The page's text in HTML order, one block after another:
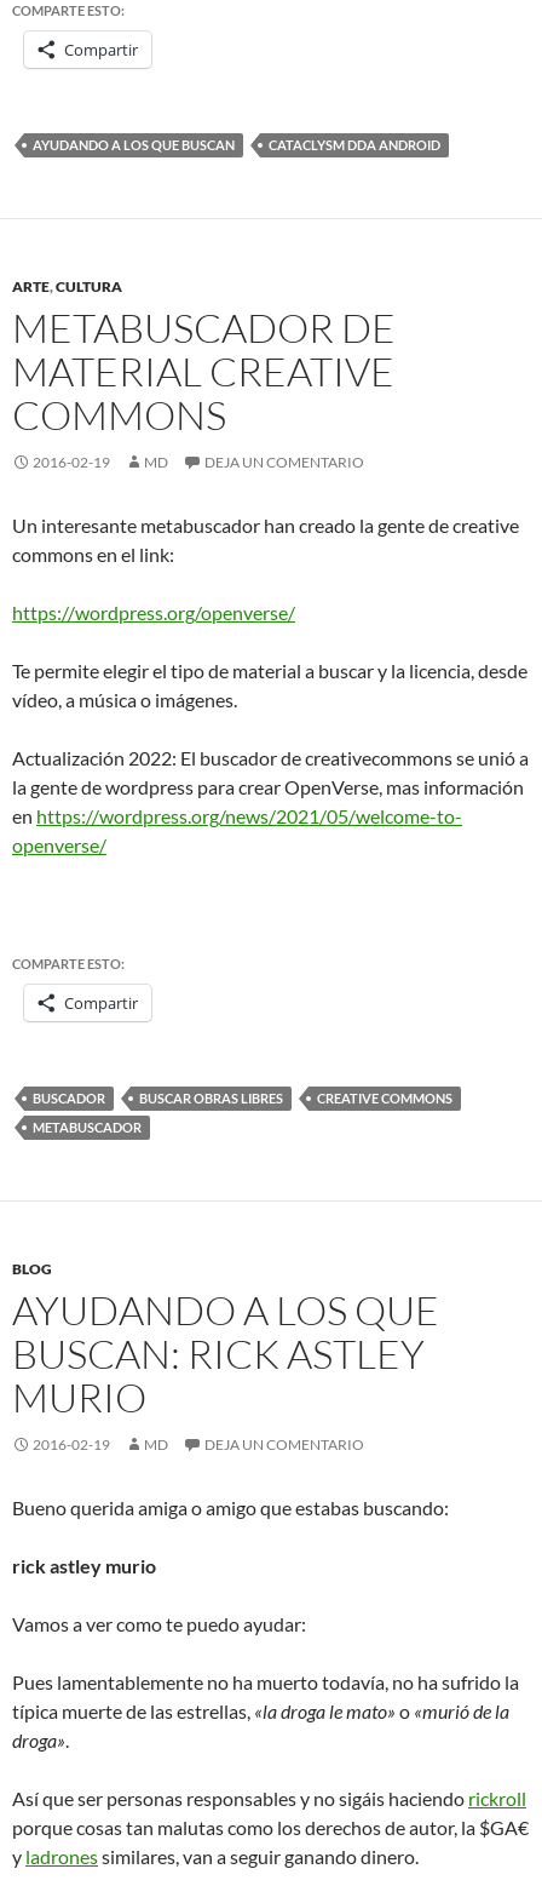
COMPARTE ESTO:
Compartir
AYUDANDO A LOS QUE BUSCAN CATACLYSM DDA ANDROID
ARTE,CULTURA
METABUSCADOR DE
MATERIAL CREATIVE
COMMONS
2016-02-19 MD DEJA UN COMENTARIO
Un interesante metabuscador han creado la gente de creative
commons en el link:
https://wordpress.org/openverse/
Te permite elegir el tipo de material a buscar y la licencia, desde
vídeo, a música o imágenes.
Actualización 2022: El buscador de creativecommons se unió a
la gente de wordpress para crear OpenVerse, mas información
en https://wordpress.org/news/2021/05/welcome-to-
openverse/
COMPARTE ESTO:
Compartir
BUSCADOR BUSCAR OBRAS LIBRES
CREATIVE COMMONS
METABUSCADOR
BLOG
AYUDANDO A LOS QUE
BUSCAN: RICK ASTLEY
MURIO
2016-02-19 MD DEJA UN COMENTARIO
Bueno querida amiga o amigo que estabas buscando:
rick astley murio
Vamos a ver como te puedo ayudar:
Pues lamentablemente no ha muerto todavía, no ha sufrido la
típica muerte de las estrellas, «la droga le mato» o «murió de la
droga».
Así que ser personas responsables y no sigáis haciendo rickroll
porque cosas tan malutas como los derechos de autor, la $GA€
y ladronessimilares, van a seguir ganando dinero.